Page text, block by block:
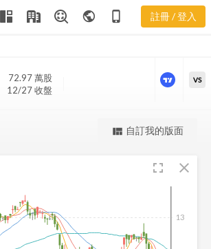
public phone_iphone 註冊 / 登入
72.97 萬股
12/27 收盤
更強大的進階價量圖表
VS
view_quilt 自訂我的版面
fullscreen close
13